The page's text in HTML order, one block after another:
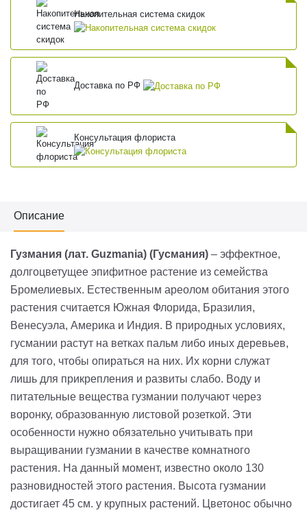
Накопительная система скидок
Доставка по РФ
Консультация флориста
Описание
Гузмания (лат. Guzmania) (Гусмания) – эффектное,
долгоцветущее эпифитное растение из семейства
Бромелиевых. Естественным ареолом обитания этого
растения считается Южная Флорида, Бразилия,
Венесуэла, Америка и Индия. В природных условиях,
гусмании растут на ветках пальм либо иных деревьев,
для того, чтобы опираться на них. Их корни служат
лишь для прикрепления и развиты слабо. Воду и
питательные вещества гузмании получают через
воронку, образованную листовой розеткой. Эти
особенности нужно обязательно учитывать при
выращивании гузмании в качестве комнатного
растения. На данный момент, известно около 130
разновидностей этого растения. Высота гузмании
достигает 45 см. у крупных растений. Цветонос обычно